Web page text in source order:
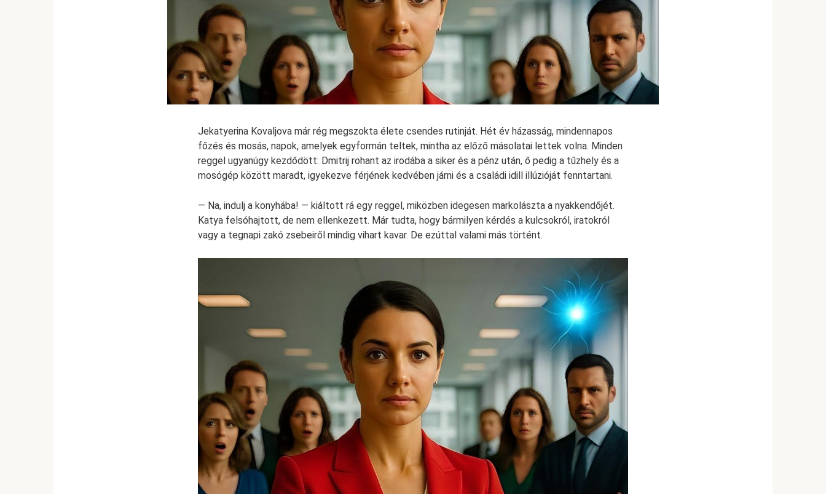
Jekatyerina Kovaljova már rég megszokta élete csendes rutinját. Hét év házasság, mindennapos
főzés és mosás, napok, amelyek egyformán teltek, mintha az előző másolatai lettek volna. Minden
reggel ugyanúgy kezdődött: Dmitrij rohant az irodába a siker és a pénz után, ő pedig a tűzhely és a
mosógép között maradt, igyekezve férjének kedvében járni és a családi idill illúzióját fenntartani.
— Na, indulj a konyhába! — kiáltott rá egy reggel, miközben idegesen markolászta a nyakkendőjét.
Katya felsóhajtott, de nem ellenkezett. Már tudta, hogy bármilyen kérdés a kulcsokról, iratokról
vagy a tegnapi zakó zsebeiről mindig vihart kavar. De ezúttal valami más történt.